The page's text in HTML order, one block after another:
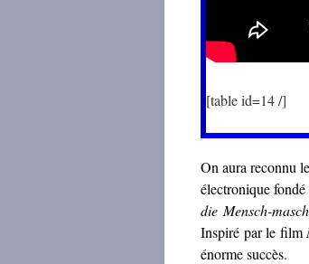
[table id=14 /]
On aura reconnu
électronique
die Mensch-
Inspiré par le film
énorme succès.